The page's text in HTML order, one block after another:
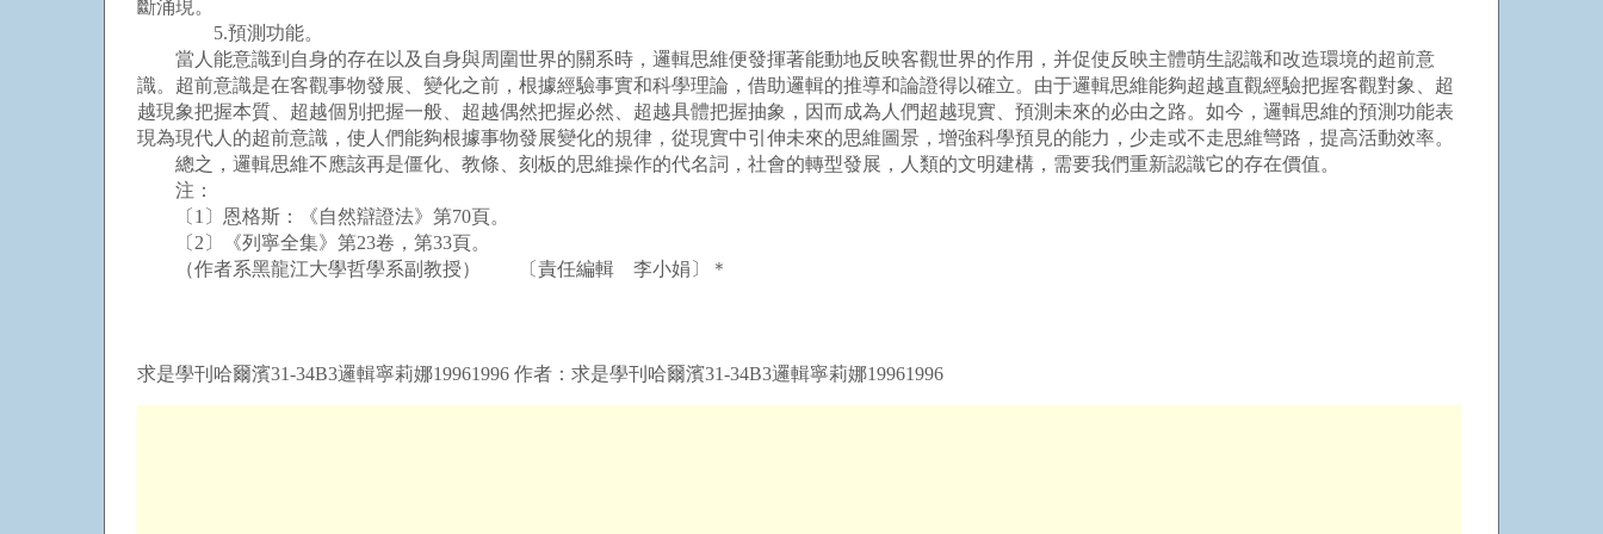
斷涌現。
5.預測功能。
當人能意識到自身的存在以及自身與周圍世界的關系時，邏輯思維便發揮著能動地反映客觀世界的作用，并促使反映主體萌生認識和改造環境的超前意
識。超前意識是在客觀事物發展、變化之前，根據經驗事實和科學理論，借助邏輯的推導和論證得以確立。由于邏輯思維能夠超越直觀經驗把握客觀對象、超
越現象把握本質、超越個別把握一般、超越偶然把握必然、超越具體把握抽象，因而成為人們超越現實、預測未來的必由之路。如今，邏輯思維的預測功能表
現為現代人的超前意識，使人們能夠根據事物發展變化的規律，從現實中引伸未來的思維圖景，增強科學預見的能力，少走或不走思維彎路，提高活動效率。
總之，邏輯思維不應該再是僵化、教條、刻板的思維操作的代名詞，社會的轉型發展，人類的文明建構，需要我們重新認識它的存在價值。
注：
〔1〕恩格斯：《自然辯證法》第70頁。
〔2〕《列寧全集》第23卷，第33頁。
（作者系黑龍江大學哲學系副教授） 〔責任編輯 李小娟〕＊
求是學刊哈爾濱31-34B3邏輯寧莉娜19961996 作者：求是學刊哈爾濱31-34B3邏輯寧莉娜19961996